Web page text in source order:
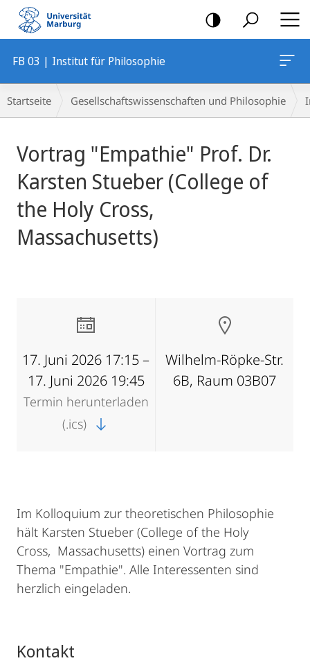
Mobile-
Navigation
FB 03 | Institut für Philosophie
Breadcrumb-
Navigation
Startseite Gesellschaftswissenschaften und Philosophie
Vortrag "Empathie" Prof. Dr.
Karsten Stueber (College of
the Holy Cross,
Massachusetts)
17. Juni 2026 17:15 –
17. Juni 2026 19:45
Termin herunterladen
(.ics)
Wilhelm-Röpke-Str.
6B, Raum 03B07
Im Kolloquium zur theoretischen Philosophie
hält Karsten Stueber (College of the Holy
Cross, Massachusetts) einen Vortrag zum
Thema "Empathie". Alle Interessenten sind
herzlich eingeladen.
Kontakt